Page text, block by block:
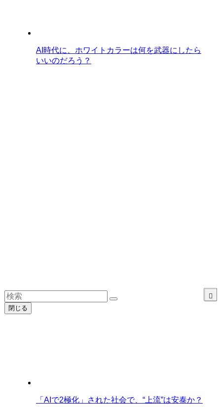
AI時代に、ホワイトカラーは何を武器にしたら
いいのだろう？
「AIで2極化」された社会で、“上流”は安泰か？
閉じる